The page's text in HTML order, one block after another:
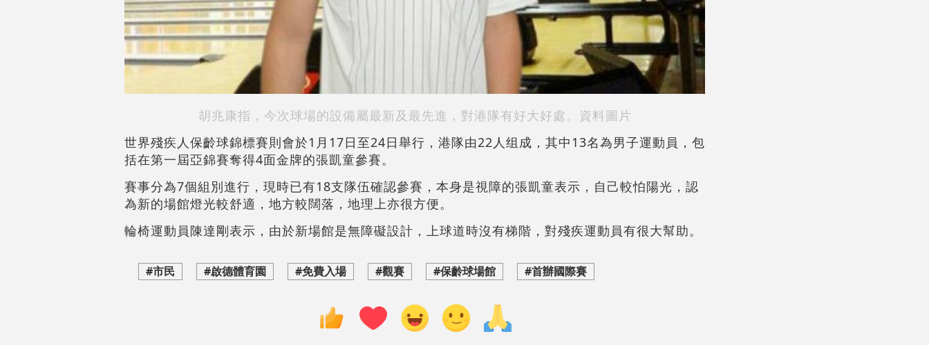
胡兆康指，今次球場的設備屬最新及最先進，對港隊有好大好處。資料圖片
世界殘疾人保齡球錦標賽則會於1月17日至24日舉行，港隊由22人组成，其中13名為男子運動員，包
括在第一屆亞錦賽奪得4面金牌的張凱童參賽。
賽事分為7個組別進行，現時已有18支隊伍確認參賽，本身是視障的張凱童表示，自己較怕陽光，認
為新的場館燈光較舒適，地方較闊落，地理上亦很方便。
輪椅運動員陳達剛表示，由於新場館是無障礙設計，上球道時沒有梯階，對殘疾運動員有很大幫助。
#市民 #啟德體育園 #免費入場 #觀賽 #保齡球場館 #首辦國際賽